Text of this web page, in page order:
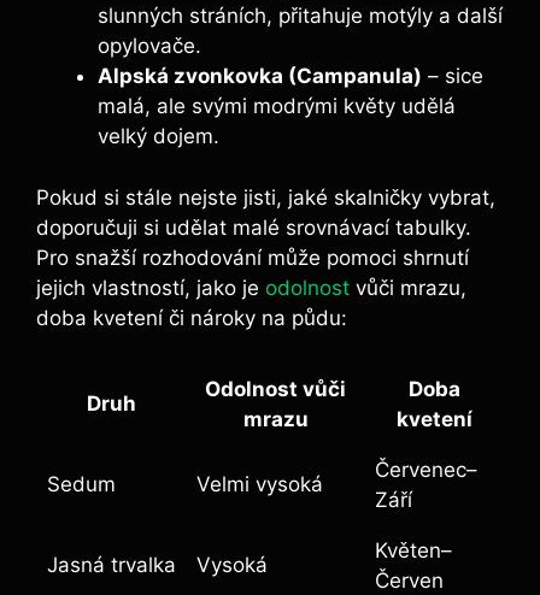
slunných stráních, přitahuje motýly a další
opylovače.
Alpská zvonkovka (Campanula) – sice
malá, ale svými modrými květy udělá
velký dojem.
Pokud si stále nejste jisti, jaké skalničky vybrat,
doporučuji si udělat malé srovnávací tabulky.
Pro snažší rozhodování může pomoci shrnutí
jejich vlastností, jako je odolnost vůči mrazu,
doba kvetení či nároky na půdu:
Druh
Odolnost vůči
mrazu
Doba
kvetení
Sedum Velmi vysoká
Červenec–
Září
Jasná trvalka Vysoká
Květen–
Červen